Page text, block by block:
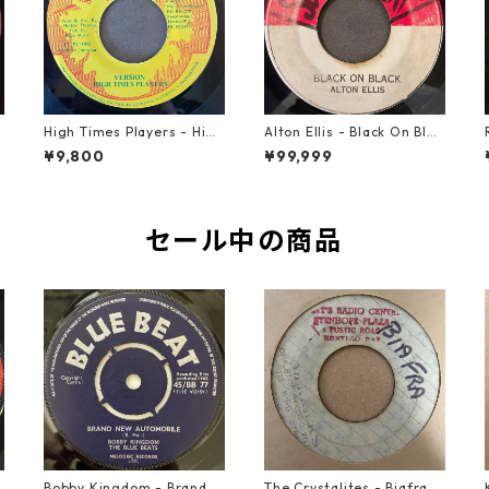
High Times Players - High
Times Theme【7-21926】
¥9,800
Alton Ellis - Black On Blac
k【7-21982】
¥99,999
セール中の商品